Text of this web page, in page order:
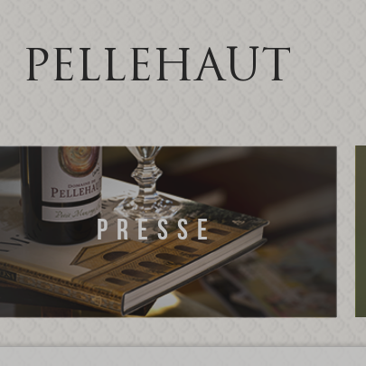
PELLEHAUT
PRESSE